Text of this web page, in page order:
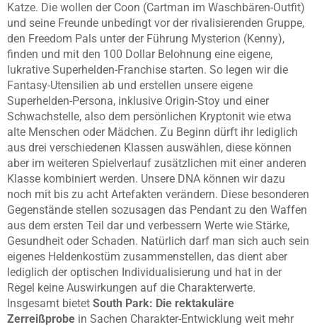
Katze. Die wollen der Coon (Cartman im Waschbären-Outfit)
und seine Freunde unbedingt vor der rivalisierenden Gruppe,
den Freedom Pals unter der Führung Mysterion (Kenny),
finden und mit den 100 Dollar Belohnung eine eigene,
lukrative Superhelden-Franchise starten. So legen wir die
Fantasy-Utensilien ab und erstellen unsere eigene
Superhelden-Persona, inklusive Origin-Stoy und einer
Schwachstelle, also dem persönlichen Kryptonit wie etwa
alte Menschen oder Mädchen. Zu Beginn dürft ihr lediglich
aus drei verschiedenen Klassen auswählen, diese können
aber im weiteren Spielverlauf zusätzlichen mit einer anderen
Klasse kombiniert werden. Unsere DNA können wir dazu
noch mit bis zu acht Artefakten verändern. Diese besonderen
Gegenstände stellen sozusagen das Pendant zu den Waffen
aus dem ersten Teil dar und verbessern Werte wie Stärke,
Gesundheit oder Schaden. Natürlich darf man sich auch sein
eigenes Heldenkostüm zusammenstellen, das dient aber
lediglich der optischen Individualisierung und hat in der
Regel keine Auswirkungen auf die Charakterwerte.
Insgesamt bietet South Park: Die rektakuläre
Zerreißprobe in Sachen Charakter-Entwicklung weit mehr